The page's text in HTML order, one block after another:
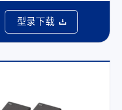
型录下载